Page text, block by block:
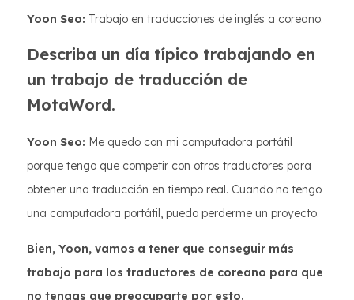
Yoon Seo: Trabajo en traducciones de inglés a coreano.
Describa un día típico trabajando en
un trabajo de traducción de
MotaWord.
Yoon Seo: Me quedo con mi computadora portátil
porque tengo que competir con otros traductores para
obtener una traducción en tiempo real. Cuando no tengo
una computadora portátil, puedo perderme un proyecto.
Bien, Yoon, vamos a tener que conseguir más
trabajo para los traductores de coreano para que
no tengas que preocuparte por esto.